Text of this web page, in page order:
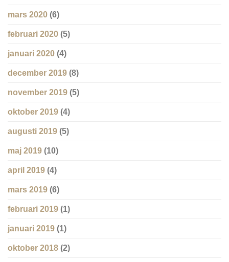
mars 2020 (6)
februari 2020 (5)
januari 2020 (4)
december 2019 (8)
november 2019 (5)
oktober 2019 (4)
augusti 2019 (5)
maj 2019 (10)
april 2019 (4)
mars 2019 (6)
februari 2019 (1)
januari 2019 (1)
oktober 2018 (2)